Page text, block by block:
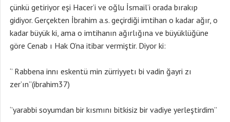
çünkü getiriyor eşi Hacer’i ve oğlu İsmail’i orada bırakıp
gidiyor. Gerçekten İbrahim a.s. geçirdiği imtihan o kadar ağır, o
kadar büyük ki, ama o imtihanın ağırlığına ve büyüklüğüne
göre Cenab ı Hak O’na itibar vermiştir. Diyor ki:
‘’ Rabbena innı eskentü min zürriyyetı bi vadin ğayri zı
zer’ın’’(ibrahim37)
‘’yarabbi soyumdan bir kısmını bitkisiz bir vadiye yerleştirdim’’